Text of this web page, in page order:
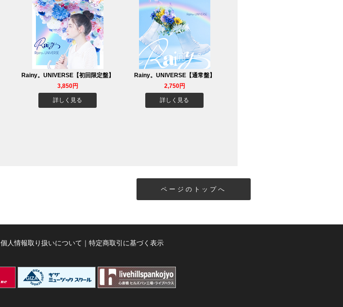
Rainy。UNIVERSE【初回限定盤】
3,850円
詳しく見る
Rainy。UNIVERSE【通常盤】
2,750円
詳しく見る
ページのトップへ
個人情報取り扱いについて ｜ 特定商取引に基づく表示